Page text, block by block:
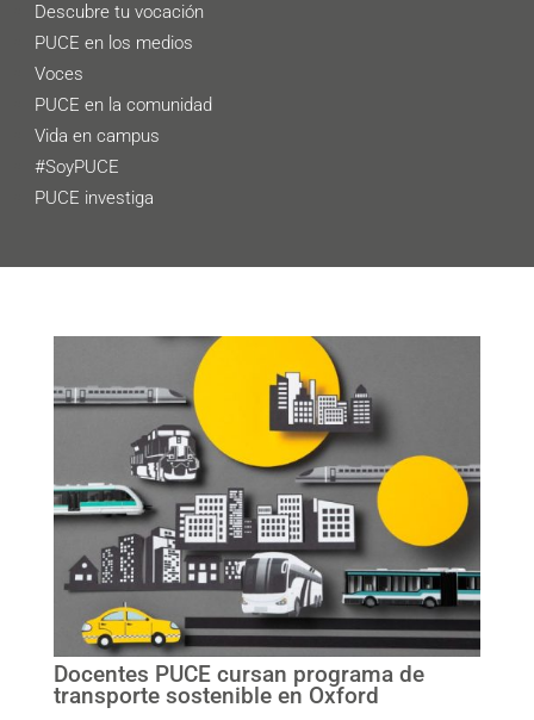
Descubre tu vocación
PUCE en los medios
Voces
PUCE en la comunidad
Vida en campus
#SoyPUCE
PUCE investiga
Docentes PUCE cursan programa de
transporte sostenible en Oxford